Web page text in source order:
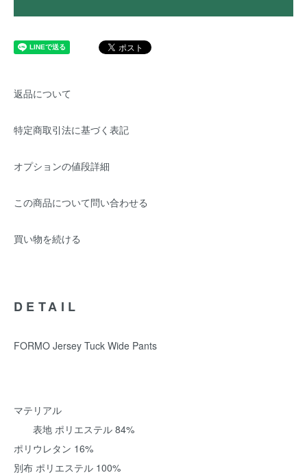
返品について
特定商取引法に基づく表記
オプションの値段詳細
この商品について問い合わせる
買い物を続ける
DETAIL
FORMO Jersey Tuck Wide Pants
マテリアル
表地 ポリエステル 84%
ポリウレタン 16%
別布 ポリエステル 100%